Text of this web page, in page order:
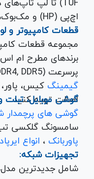
اچ‌پی (HP) و مک‌بوک‌های اپل. بهترین انتخاب‌ها را برای خرید لپ تاپ نو با گارانتی معتبر در یاس ارتباط بیابید.
قطعات کامپیوتر و
مجموعه قطعات
پرسرعت (DDR4, DDR5) و SSDهای NVMe. همچنین کلیه
گیمینگ کیس، پاور، کیبورد و
اصالت تهیه کنید.
گوشی موبایل، تبلت و
گوشی های پرچمدار
سامسونگ گلکسی
پاوربانک ، انواع ایرپاد
تجهیزات شبکه: